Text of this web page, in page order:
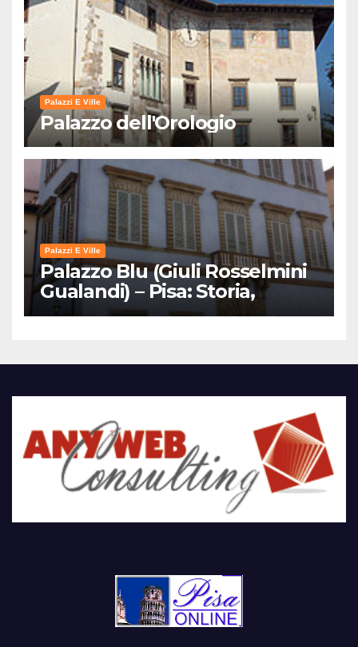
Palazzi E Ville
Palazzo dell'Orologio
Palazzi E Ville
Palazzo Blu (Giuli Rosselmini
Gualandi) – Pisa: Storia,
Mostre e Info Visita